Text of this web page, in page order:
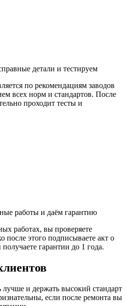
детали и тестируем
по рекомендациям заводов
всех норм и стандартов. После
проходит тесты и
работы и даём гарантию
работах, вы проверяете
после этого подписываете акт о
гарантии до 1 года.
и держать высокий стандарт
если после ремонта вы